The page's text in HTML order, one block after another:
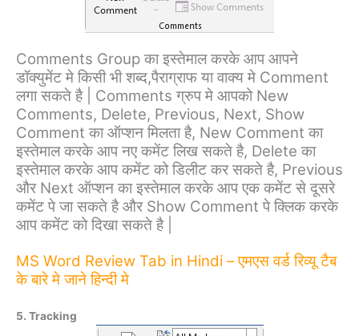
Comments Group का इस्तेमाल करके आप आपने
डॉक्युमेंट मे किसी भी शब्द,पैराग्राफ या वाक्य मे Comment
लगा सकते है | Comments ग्रुप मे आपको New
Comments, Delete, Previous, Next, Show
Comment का ऑप्शन मिलता है, New Comment का
इस्तेमाल करके आप नए कमेंट लिख सकते है, Delete का
इस्तेमाल करके आप कमेंट को डिलीट कर सकते है, Previous
और Next ऑप्शन का इस्तेमाल करके आप एक कमेंट से दूसरे
कमेंट पे जा सकते है और Show Comment पे क्लिक करके
आप कमेंट को दिखा सकते है |
MS Word Review Tab in Hindi – एमएस वर्ड रिव्यू टैब
के बारे मे जाने हिन्दी मे
5. Tracking